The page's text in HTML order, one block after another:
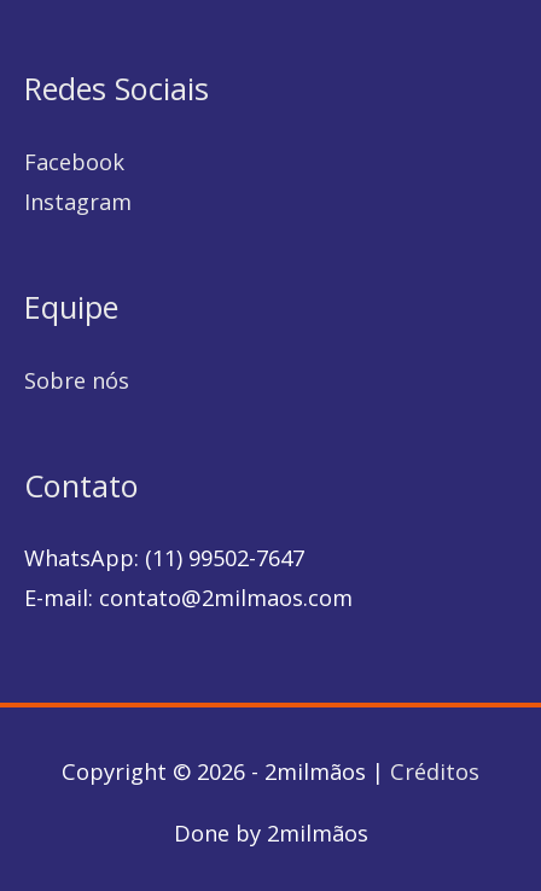
Redes Sociais
Facebook
Instagram
Equipe
Sobre nós
Contato
WhatsApp: (11) 99502-7647
E-mail: contato@2milmaos.com
Copyright © 2026 - 2milmãos | Créditos
Done by 2milmãos